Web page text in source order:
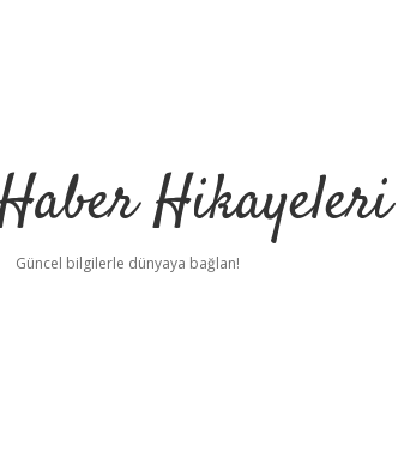
Hikayeleri
Güncel bilgilerle dünyaya bağlan!